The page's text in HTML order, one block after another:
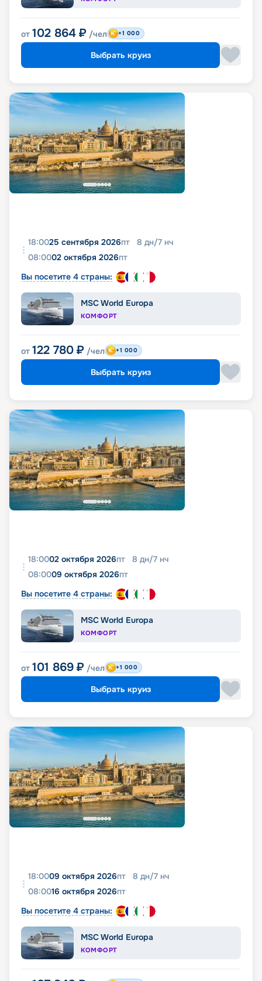
от 102 864 ₽ /чел +1 000
Выбрать круиз
18:0025 сентября 2026пт 8 дн/7 нч
08:0002 октября 2026пт
Вы посетите 4 страны:
MSC World Europa
КОМФОРТ
от 122 780 ₽ /чел +1 000
Выбрать круиз
18:0002 октября 2026пт 8 дн/7 нч
08:0009 октября 2026пт
Вы посетите 4 страны:
MSC World Europa
КОМФОРТ
от 101 869 ₽ /чел +1 000
Выбрать круиз
18:0009 октября 2026пт 8 дн/7 нч
08:0016 октября 2026пт
Вы посетите 4 страны:
MSC World Europa
КОМФОРТ